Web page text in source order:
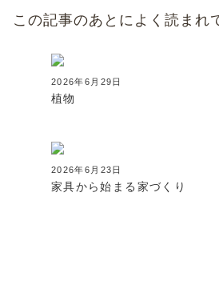
この記事のあとによく読まれ
2026年6月29日
植物
2026年6月23日
家具から始まる家づくり